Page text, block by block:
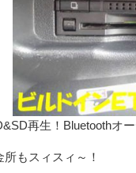
再生！Bluetoothオ
もスィスィ～！